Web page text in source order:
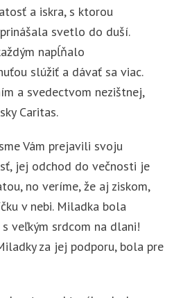
a iskra, s ktorou
svetlo do duší.
napĺňalo
slúžiť a dávať sa viac.
a svedectvom nezištnej,
Caritas.
prejavili svoju
jej odchod do večnosti je
no veríme, že aj ziskom,
v nebi. Miladka bola
veľkým srdcom na dlani!
za jej podporu, bola pre